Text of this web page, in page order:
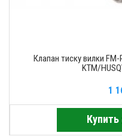
Клапан тиску вилки FM-
KTM/
1
Купить